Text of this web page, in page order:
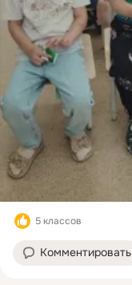
5 классов
Комментировать